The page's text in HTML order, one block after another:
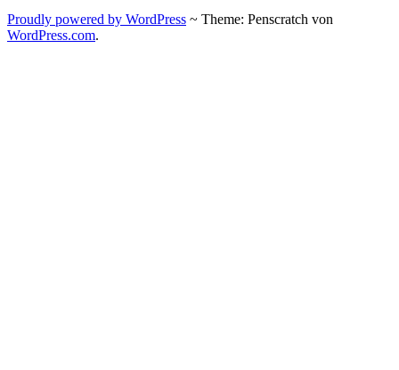
Proudly powered by WordPress ~ Theme: Penscratch von
WordPress.com.